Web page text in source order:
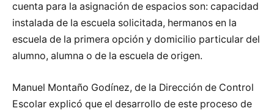
cuenta para la asignación de espacios son: capacidad
instalada de la escuela solicitada, hermanos en la
escuela de la primera opción y domicilio particular del
alumno, alumna o de la escuela de origen.
Manuel Montaño Godínez, de la Dirección de Control
Escolar explicó que el desarrollo de este proceso de